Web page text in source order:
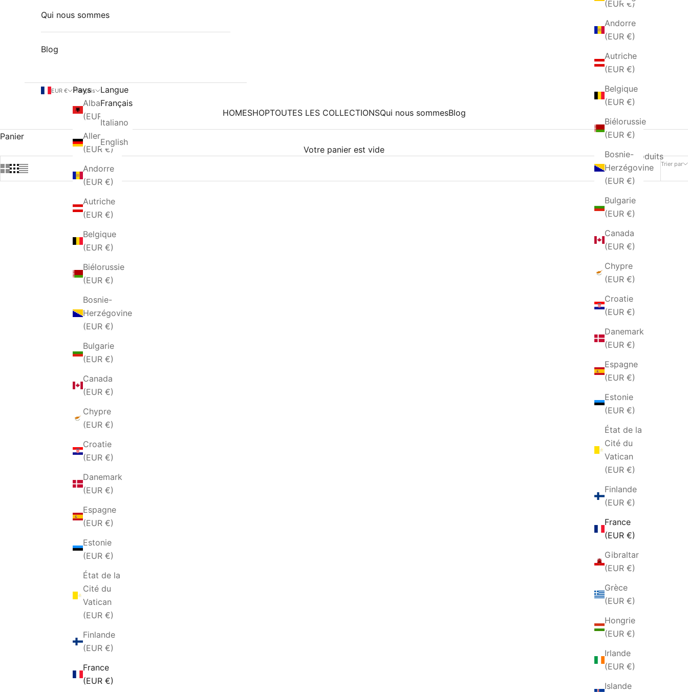
HOMESHOPTOUTES LES COLLECTIONSQui nous sommesBlog
(EUR €)
Andorre
(EUR €)
Autriche
(EUR €)
Belgique
(EUR €)
Biélorussie
(EUR €)
Bosnie-
Herzégovine
(EUR €)
Bulgarie
(EUR €)
Canada
(EUR €)
Chypre
(EUR €)
Croatie
(EUR €)
Danemark
(EUR €)
Espagne
(EUR €)
Estonie
(EUR €)
État de la
Cité du
Vatican
(EUR €)
Finlande
(EUR €)
France
(EUR €)
Gibraltar
(EUR €)
Grèce
(EUR €)
Hongrie
(EUR €)
Irlande
(EUR €)
Islande
Qui nous sommes
Blog
EUR €
Pays
Albanie
Allemagne
(EUR €)
Andorre
(EUR €)
Autriche
(EUR €)
Belgique
(EUR €)
Biélorussie
(EUR €)
Bosnie-
Herzégovine
(EUR €)
Bulgarie
(EUR €)
Canada
(EUR €)
Chypre
(EUR €)
Croatie
(EUR €)
Danemark
(EUR €)
Espagne
(EUR €)
Estonie
(EUR €)
État de la
Cité du
Vatican
(EUR €)
Finlande
(EUR €)
France
(EUR €)
Français
Langue
Français
Italiano
English
Panier
Votre panier est vide
Trier par
273 produits
ANELLO DA UOMO CON PIETRA
NERA
PRIX DE VENTE
€39,00 EUR
ANELLO DA UOMO IN ACCIAIO A
CATENA
ANELLO DA UOMO IN ACCIAIO A
FASCIA CORDA
PRIX DE VENTE
€34,00 EUR
ANELLO DA UOMO IN ACCIAIO E
CARBONIO